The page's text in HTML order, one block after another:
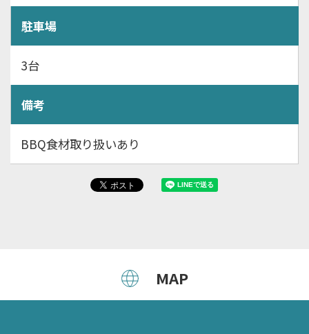
駐車場
3台
備考
BBQ食材取り扱いあり
MAP